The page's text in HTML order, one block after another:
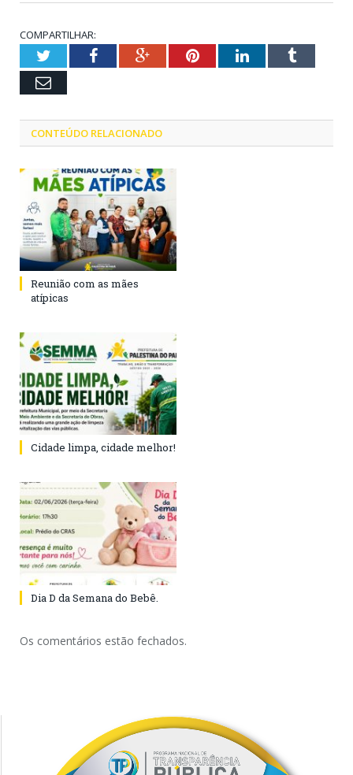
COMPARTILHAR:
TwitterFacebookGoogle+PinterestLinkedInTumblr
Email
CONTEÚDO RELACIONADO
Reunião com as mães
atípicas
Cidade limpa, cidade melhor!
Dia D da Semana do Bebê.
Os comentários estão fechados.